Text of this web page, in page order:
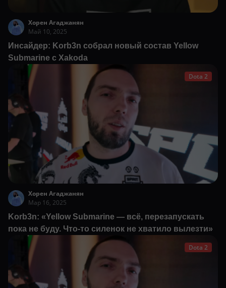
Хорен Агаджанян
Май 10, 2025
Инсайдер: Korb3n собрал новый состав Yellow
Submarine с Xakoda
Dota 2
Хорен Агаджанян
Мар 16, 2025
Korb3n: «Yellow Submarine — всё, перезапускать
пока не буду. Что-то силенок не хватило вылезти»
Dota 2